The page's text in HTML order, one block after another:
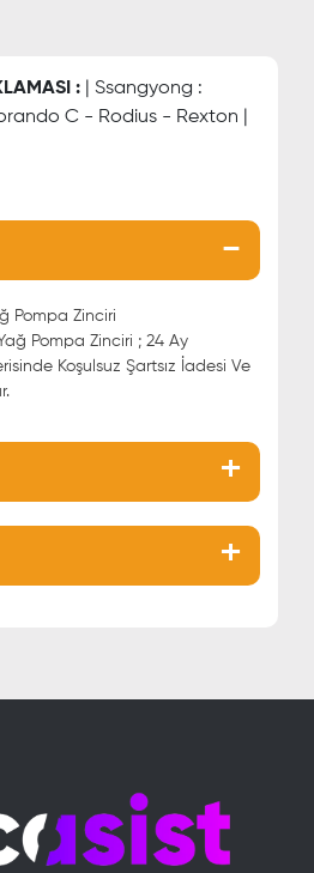
: | Ssangyong :
C - Rodius - Rexton |
Pompa Zinciri
Pompa Zinciri ; 24 Ay
Koşulsuz Şartsız İadesi Ve